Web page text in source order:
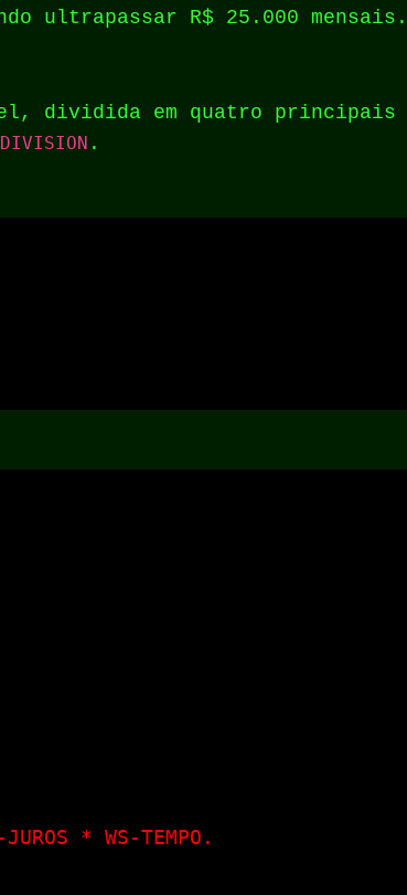
ultrapassar R$ 25.000 mensais.
dividida em quatro
DIVISION .
* WS-TEMPO.